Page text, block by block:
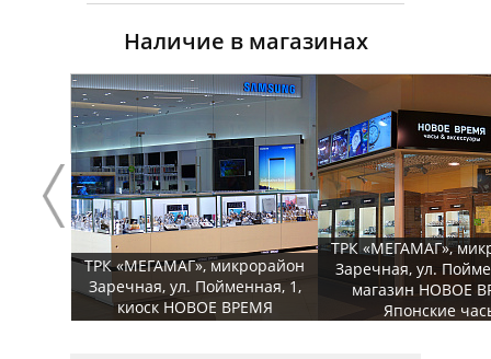
Наличие в магазинах
ТРК «МЕГАМАГ», микрорайон
Заречная, ул. Пойменная, 1,
киоск НОВОЕ ВРЕМЯ
ТРК «МЕГАМАГ»,
Заречная, ул.
магазин НОВОЕ
Японские